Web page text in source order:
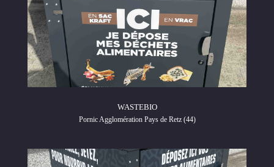
WASTEBIO
Pornic Agglomération Pays de Retz (44)